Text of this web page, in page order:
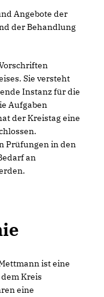
Angebote der
der Behandlung
Sie versteht
Instanz für die
Aufgaben
der Kreistag eine
Prüfungen in den
an
ist eine
Kreis
eine